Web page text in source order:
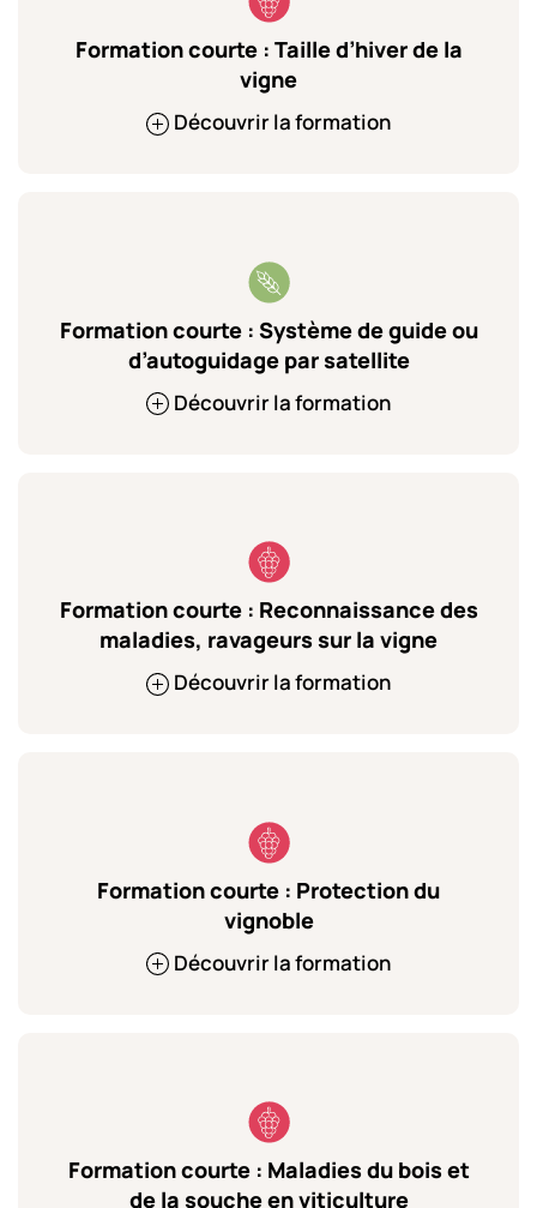
Formation courte : Taille d’hiver de la
vigne
Découvrir la formation
Formation courte : Système de guide ou
d’autoguidage par satellite
Découvrir la formation
Formation courte : Reconnaissance des
maladies, ravageurs sur la vigne
Découvrir la formation
Formation courte : Protection du
vignoble
Découvrir la formation
Formation courte : Maladies du bois et
de la souche en viticulture